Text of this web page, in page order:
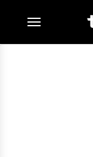
desplegar